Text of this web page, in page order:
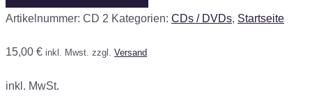
Haii
Artikelnummer: CD 2 Kategorien: CDs / DVDs, Startseite
15,00 € inkl. Mwst. zzgl. Versand
inkl. MwSt.